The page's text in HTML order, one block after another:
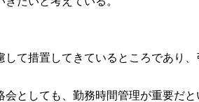
措置してきているところであり、
しても、勤務時間管理が重要だ